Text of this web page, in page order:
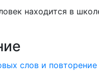
находится в
слов и